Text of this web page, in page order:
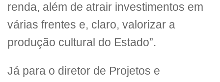
renda, além de atrair investimentos em
várias frentes e, claro, valorizar a
produção cultural do Estado”.
Já para o diretor de Projetos e